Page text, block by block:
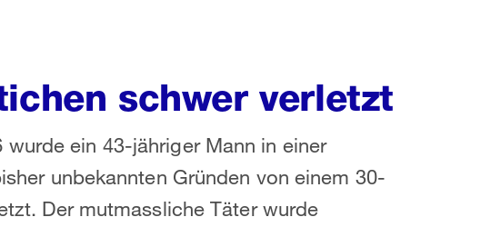
schwer verletzt
ein 43-jähriger Mann in einer
unbekannten Gründen von einem 30-
Der mutmassliche Täter wurde